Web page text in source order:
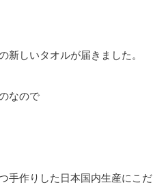
新しいタオルが届きました。
なので
手作りした日本国内生産にこだ